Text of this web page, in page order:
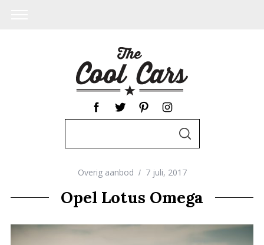
c
f
S
E
C
Overig aanbod 7 juli, 2017
Opel Lotus Omega